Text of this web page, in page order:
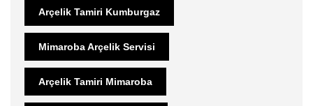
Arçelik Tamiri Kumburgaz
Mimaroba Arçelik Servisi
Arçelik Tamiri Mimaroba